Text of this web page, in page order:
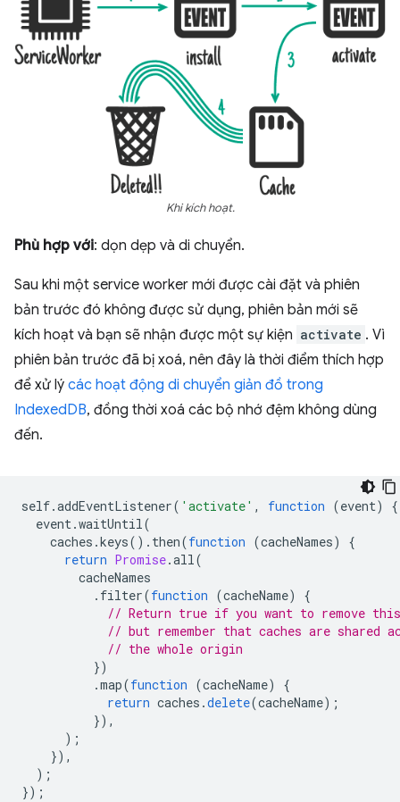
Khi kích hoạt.
Phù hợp với: dọn dẹp và di chuyển.
Sau khi một service worker mới được cài đặt và phiên
bản trước đó không được sử dụng, phiên bản mới sẽ
kích hoạt và bạn sẽ nhận được một sự kiện activate . Vì
phiên bản trước đã bị xoá, nên đây là thời điểm thích hợp
để xử lý các hoạt động di chuyển giản đồ trong
IndexedDB, đồng thời xoá các bộ nhớ đệm không dùng
đến.
self.addEventListener( 'activate' , function (event)
{
event.waitUntil(
caches .keys(). then(function (cacheNames)
{
return Promise.all(
cacheNames
. filter(function (cacheName)
{
// Return true if you want to remove
// but remember that caches are shared
// the whole origin
})
.map(function (cacheName)
{
return caches .delete(cacheName);
}),
);
}),
);
});